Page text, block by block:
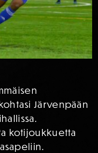
Järvenpään
kotijoukkuetta